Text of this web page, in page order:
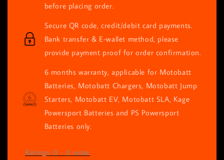
before placing order.
Secure QR code, credit/debit card payments.
Bank transfer & E-wallet method, please
provide payment proof for order confirmation.
6 months warranty, applicable for Motobatt
Batteries, Motobatt Chargers, Motobatt Jump
Starters, Motobatt EV, Motobatt SLA, Kage
Powersport Batteries and PS Powersport
Batteries only.
Ratings: 0 - 0 votes